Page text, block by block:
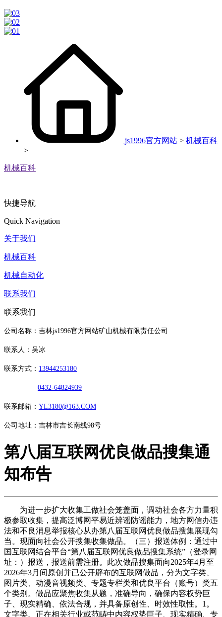
js1996官方网站 > 机械百科
>
机械百科
快捷导航
Quick Navigation
关于我们
机械百科
机械自动化
联系我们
联系我们
公司名称：吉林js1996官方网站矿山机械有限责任公司
联系人：吴冰
联系方式： 13944253180
0432-64824939
联系邮箱： YL3180@163.COM
公司地址：吉林市吉长南线98号
第八届互联网优良做品搜集通
知布告
为进一步扩大收集工做社会笼盖面，调动社会各方力量积
极参取收集，提高泛博网平易近辨谣防谣能力，地方网信办违
法和不良消息举报核心从办第八届互联网优良做品搜集展现勾
当。现面向社会公开搜集收集做品。（三）报送体例：通过中
国互联网结合平台“第八届互联网优良做品搜集系统”（登录网
址：）报送，报送前需注册。此次做品搜集面向2025年4月至
2026年3月间原创并已公开辟布的互联网做品，分为文字类、
图片类、动漫音视频类、专题专栏类和优良平台（账号）类五
个类别。做品应聚焦收集从题，准确导向，确保内容权势巨
子、现实精确、依法合规，并具备原创性、时效性取性。1。
文字类。正在相关行业或范畴中内容权势巨子、现实精确、专